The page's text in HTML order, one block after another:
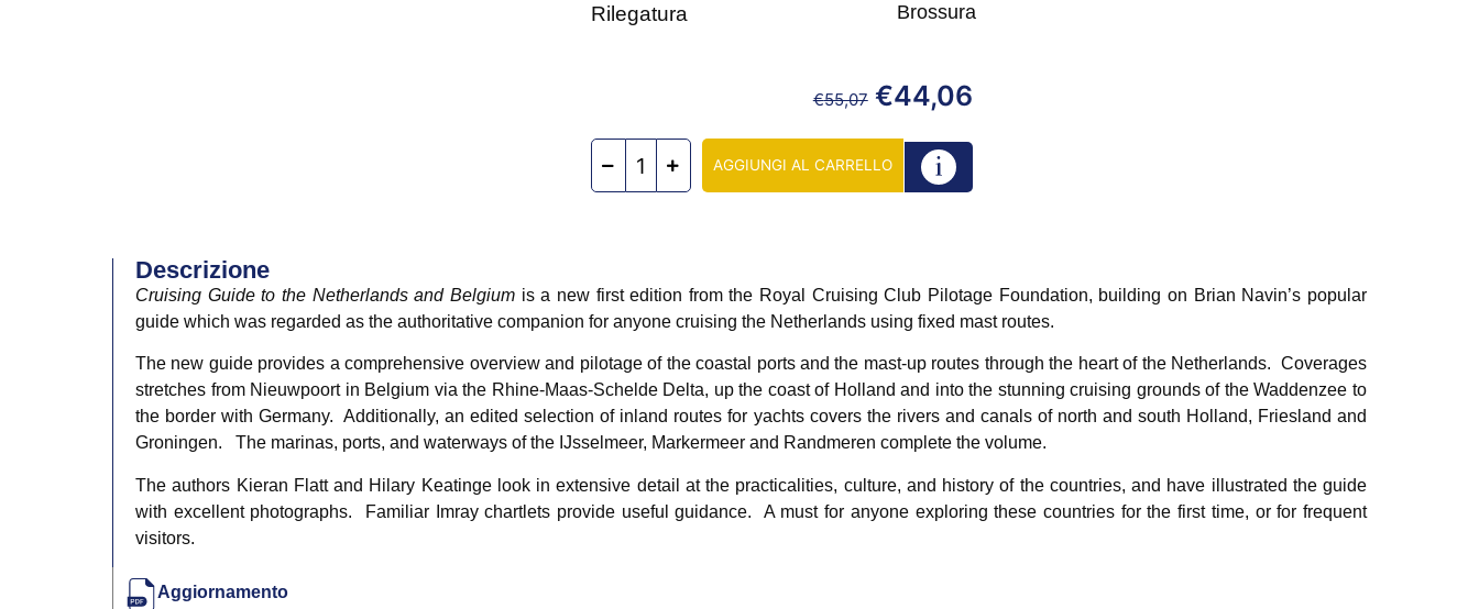
Rilegatura Brossura
€55,07 €44,06
AGGIUNGI AL CARRELLO
Descrizione
Cruising Guide to the Netherlands and Belgiumis a new first edition from the Royal Cruising Club Pilotage Foundation, building on Brian Navin’s popular
guide which was regarded as the authoritative companion for anyone cruising the Netherlands using fixed mast routes.
The new guide provides a comprehensive overview and pilotage of the coastal ports and the mast-up routes through the heart of the Netherlands. Coverages
stretches from Nieuwpoort in Belgium via the Rhine-Maas-Schelde Delta, up the coast of Holland and into the stunning cruising grounds of the Waddenzee to
the border with Germany. Additionally, an edited selection of inland routes for yachts covers the rivers and canals of north and south Holland, Friesland and
Groningen. The marinas, ports, and waterways of the IJsselmeer, Markermeer and Randmeren complete the volume.
The authors Kieran Flatt and Hilary Keatinge look in extensive detail at the practicalities, culture, and history of the countries, and have illustrated the guide
with excellent photographs. Familiar Imray chartlets provide useful guidance. A must for anyone exploring these countries for the first time, or for frequent
visitors.
Aggiornamento